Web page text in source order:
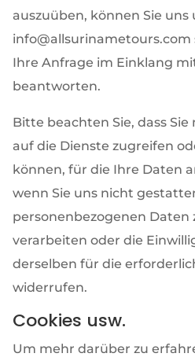
auszuüben, können Sie uns
Ihre Anfrage im Einklang
beantworten.
Bitte beachten Sie, dass
auf die Dienste zugreifen
können, für die Ihre Daten
wenn Sie uns nicht
personenbezogenen Daten
verarbeiten oder die
derselben für die
widerrufen.
Cookies usw.
Um mehr darüber zu